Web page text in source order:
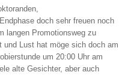
doch sehr freuen noch
langen Promotionsweg zu
und Lust hat möge sich doch am
um 20:00 Uhr am
alte Gesichter, aber auch